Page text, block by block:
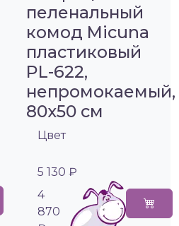
пеленальный
комод Micuna
пластиковый
PL-622,
непромокаемый,
80х50 см
Цвет
5 130 ₽
4
870